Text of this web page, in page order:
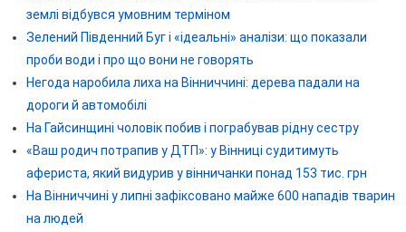
землі відбувся умовним терміном
Зелений Південний Буг і «ідеальні» аналізи: що показали
проби води і про що вони не говорять
Негода наробила лиха на Вінниччині: дерева падали на
дороги й автомобілі
На Гайсинщині чоловік побив і пограбував рідну сестру
«Ваш родич потрапив у ДТП»: у Вінниці судитимуть
афериста, який видурив у вінничанки понад 153 тис. грн
На Вінниччині у липні зафіксовано майже 600 нападів тварин
на людей